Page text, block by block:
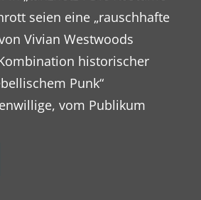
seien eine „rauschhafte
Vivian Westwoods
historischer
Punk“
vom Publikum